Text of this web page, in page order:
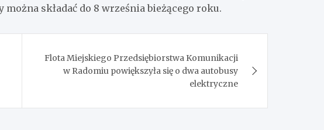
składać do 8 września bieżącego roku.
Flota Miejskiego Przedsiębiorstwa Komunikacji
w Radomiu powiększyła się o dwa autobusy
elektryczne